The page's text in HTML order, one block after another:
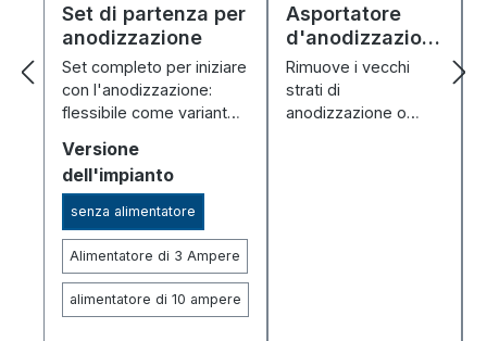
Set di partenza per
anodizzazione
Set completo per iniziare
con l'anodizzazione:
flessibile come variante,
esigenze.
Seleziona
Versione
dell'impianto
senza alimentatore
Alimentatore di 3 Ampere
alimentatore di 10 ampere
Asportatore
d'anodizzazion
e (1000 ml)
Rimuove i vecchi
strati di
anodizzazione o